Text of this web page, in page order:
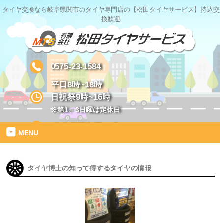
タイヤ交換なら岐阜県関市のタイヤ専門店の【松田タイヤサービス】持込交
換歓迎
0575-23-1584
平日8時~18時
日祝祭9時~16時
※第1、3日曜は定休日
MENU
タイヤ博士の知って得するタイヤの情報